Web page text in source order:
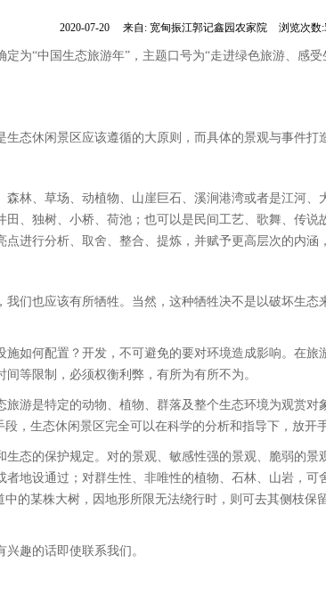
2020-07-20 来自: 宽甸振江郭记鑫园农家院 浏览次数
为“中国生态旅游年”，主题口号为“走进绿色旅游、感
态休闲景区应该遵循的大原则，而具体的景观与事件打
林、草场、动植物、山崖巨石、溪涧港湾或者是江河
、独树、小桥、荷池；也可以是民间工艺、歌舞、传
进行分析、取舍、整合、提炼，并赋予更高层次的内涵
们也应该有所牺牲。当然，这种牺牲决不是以破坏生
如何配置？开发，不可避免的要对环境造成影响。在
等限制，必须权衡利弊，有所为有所不为。
旅游是特定的动物、植物、群落及整个生态环境为观赏
，生态休闲景区完全可以在科学的分析和指导下，放开
态的保护规定。对的景观、敏感性强的景观、脆弱的
地设通过；对群生性、非唯性的植物、石林、山岩，
的某株大树，因地形所限无法绕行时，则可去其侧枝
趣的话即使联系我们。